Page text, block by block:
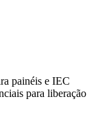
painéis e IEC
para liberação